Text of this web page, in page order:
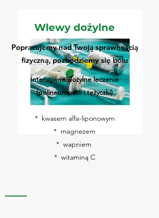
Wlewy dożylne
Popracujemy nad Twoją sprawnością
fizyczną, pozbędziemy się bólu
Intensywne dożylne leczenie
(polineuropatii i tężyczki)
* kwasem alfa-liponowym
* magnezem
* wapniem
* witaminą C